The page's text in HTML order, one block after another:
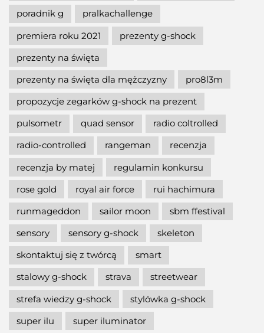
poradnik g
pralkachallenge
premiera roku 2021
prezenty g-shock
prezenty na święta
prezenty na święta dla mężczyzny
pro8l3m
propozycje zegarków g-shock na prezent
pulsometr
quad sensor
radio coltrolled
radio-controlled
rangeman
recenzja
recenzja by matej
regulamin konkursu
rose gold
royal air force
rui hachimura
runmageddon
sailor moon
sbm ffestival
sensory
sensory g-shock
skeleton
skontaktuj się z twórcą
smart
stalowy g-shock
strava
streetwear
strefa wiedzy g-shock
stylówka g-shock
super ilu
super iluminator